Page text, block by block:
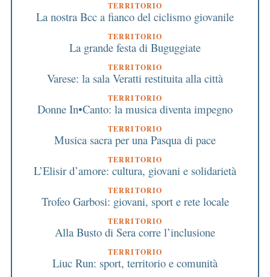
TERRITORIO
La nostra Bcc a fianco del ciclismo giovanile
TERRITORIO
La grande festa di Buguggiate
TERRITORIO
Varese: la sala Veratti restituita alla città
TERRITORIO
Donne In•Canto: la musica diventa impegno
TERRITORIO
Musica sacra per una Pasqua di pace
TERRITORIO
L’Elisir d’amore: cultura, giovani e solidarietà
TERRITORIO
Trofeo Garbosi: giovani, sport e rete locale
TERRITORIO
Alla Busto di Sera corre l’inclusione
TERRITORIO
Liuc Run: sport, territorio e comunità